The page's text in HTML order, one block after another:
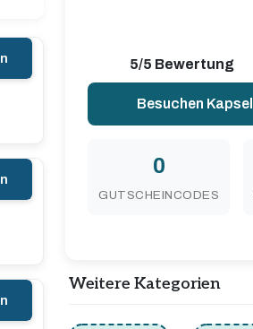
5/5 Bewertung
Besuchen Kapsel
0
GUTSCHEINCODES
Weitere Kategorien